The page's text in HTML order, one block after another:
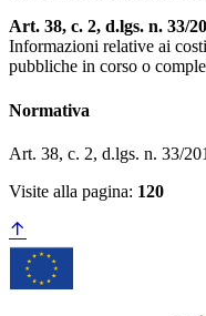
Art. 38, c. 2, d.lgs. n. 33/
Informazioni relative ai
pubbliche in corso o
Normativa
Art. 38, c. 2, d.lgs. n. 33/
Visite alla pagina: 120